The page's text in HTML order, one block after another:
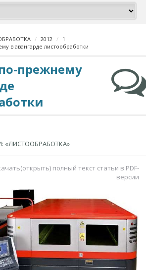
2012
1
в авангарде листообработки
прежнему
«ЛИСТООБРАБОТКА»
полный текст статьи в PDF-
версии